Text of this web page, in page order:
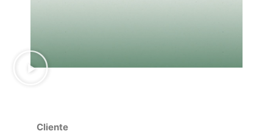
Cliente